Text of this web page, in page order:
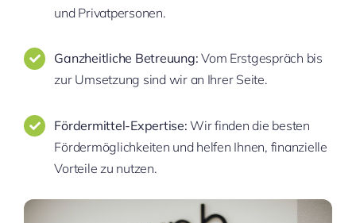
und Privatpersonen.
Ganzheitliche Betreuung: Vom Erstgespräch bis
zur Umsetzung sind wir an Ihrer Seite.
Fördermittel-Expertise: Wir finden die besten
Fördermöglichkeiten und helfen Ihnen, finanzielle
Vorteile zu nutzen.